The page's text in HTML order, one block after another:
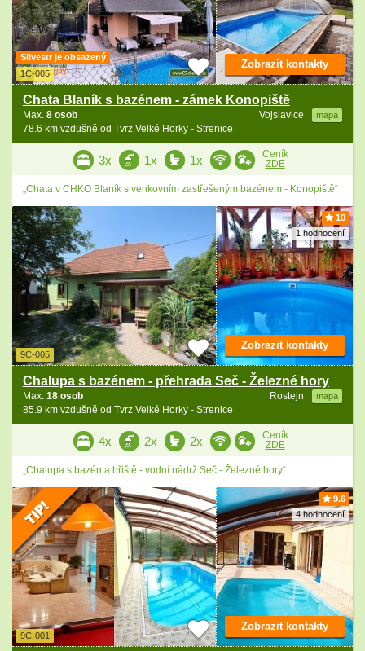
Silvestr je obsazený
1C-005
Chata Blaník s bazénem - zámek Konopiště
Vojslavice mapa
Max. 8 osob
78.6 km vzdušně od Tvrz Velké Horky - Strenice
Zobrazit kontakty
3x 1x 1x
Ceník
ZDE
„Chata v CHKO Blaník s venkovním zastřešeným bazénem - Konopiště“
10
1 hodnocení
9C-005
Chalupa s bazénem - přehrada Seč - Železné hory
Rostejn mapa
Max. 18 osob
85.9 km vzdušně od Tvrz Velké Horky - Strenice
Zobrazit kontakty
4x 2x 2x
Ceník
ZDE
„Chalupa s bazén a hřiště - vodní nádrž Seč - Železné hory“
9.6
4 hodnocení
9C-001
Zobrazit kontakty